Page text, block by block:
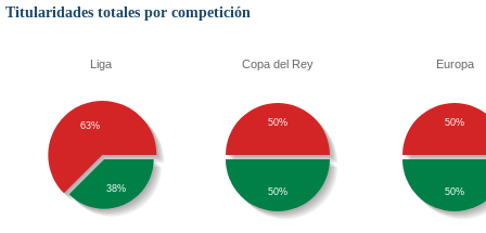
Titularidades totales por competición
Liga
38%
63%
Copa del Rey
50%
50%
Europa
50%
50%